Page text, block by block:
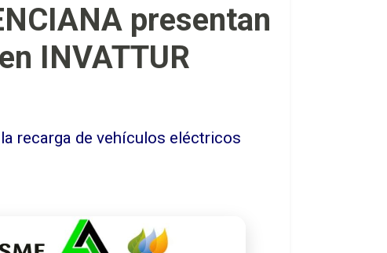
presentan
INVATTUR
recarga de vehículos eléctricos